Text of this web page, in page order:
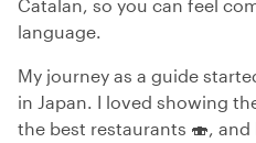
Catalan, so you can feel
language.
My journey as a guide
in Japan. I loved showing
the best restaurants 🍣,